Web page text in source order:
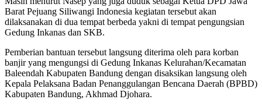
Barat Pejuang Siliwangi Indonesia kegiatan tersebut akan
dilaksanakan di dua tempat berbeda yakni di tempat pengungsian
Gedung Inkanas dan SKB.
Pemberian bantuan tersebut langsung diterima oleh para korban
banjir yang mengungsi di Gedung Inkanas Kelurahan/Kecamatan
Baleendah Kabupaten Bandung dengan disaksikan langsung oleh
Kepala Pelaksana Badan Penanggulangan Bencana Daerah (BPBD)
Kabupaten Bandung, Akhmad Djohara.